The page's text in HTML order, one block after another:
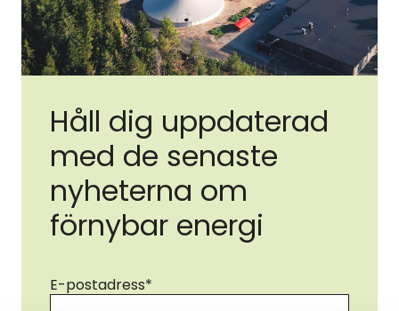
Håll dig uppdaterad
med de senaste
nyheterna om
förnybar energi
E-postadress*